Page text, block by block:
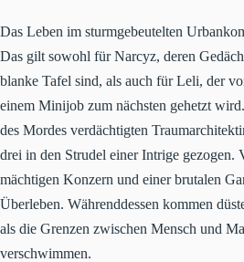
Das Leben im sturmgebeutelten
Das gilt sowohl für Narcyz, deren
blanke Tafel sind, als auch für Leli, der
einem Minijob zum nächsten gehetzt
des Mordes verdächtigten
drei in den Strudel einer Intrige gezogen.
mächtigen Konzern und einer brutalen
Überleben. Währenddessen kommen
als die Grenzen zwischen Mensch und
verschwimmen.